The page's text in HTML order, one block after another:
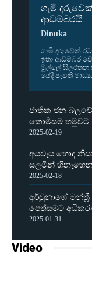
ගැමි
ආඩම්බරයි
Dinuka
ගැමි දරු­වෙක්
ඉතා ආඩ­ම්බර
මුල්ලේ සීල­ර­තන
යේදී පැවති මාධ්‍ය...
ජාතික ජන
කොමිසම හමුවට
2025-02-19
අයවැය හොද
සලමින්
2025-02-18
අර්චුනාගේ
පෙත්සමට
2025-01-31
Video